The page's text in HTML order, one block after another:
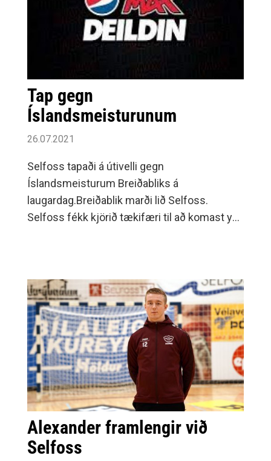
Tap gegn
Íslandsmeisturunum
26.07.2021
Selfoss tapaði á útivelli gegn
Íslandsmeisturum Breiðabliks á
laugardag.Breiðablik marði lið Selfoss.
Selfoss fékk kjörið tækifæri til að komast yfir
Alexander framlengir við
Selfoss